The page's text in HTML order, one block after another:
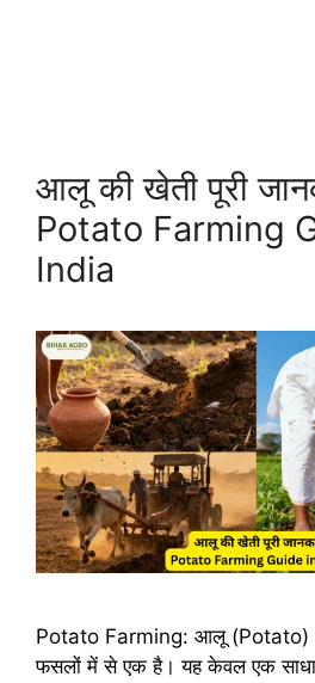
आलू की खेती पूरी
Potato Farming
India
Potato Farming: आलू (Potato)
फसलों में से एक है। यह केवल एक